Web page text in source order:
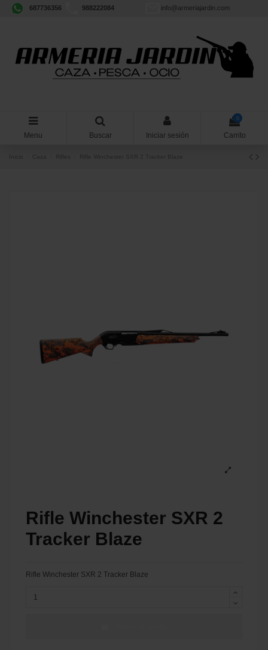
687736356 988222084 info@armeriajardin.com
Menu Buscar Iniciar sesión
0
Carrito
Rifles Rifle Winchester SXR 2 Tracker Blaze
Rifle Winchester SXR 2
Tracker Blaze
Rifle Winchester SXR 2 Tracker Blaze